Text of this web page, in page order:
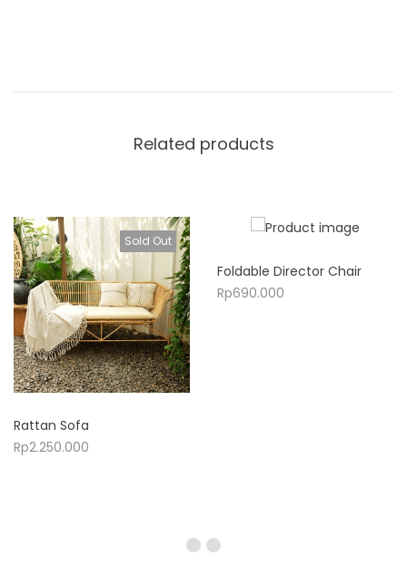
Related products
Sold Out
Rattan Sofa
Rp2.250.000
Foldable Director Chair
Rp690.000